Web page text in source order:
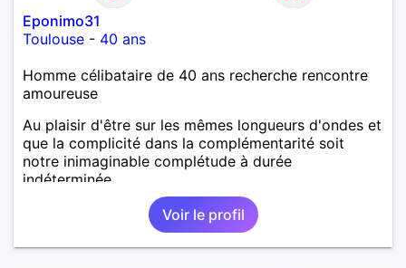
Eponimo31
Toulouse - 40 ans
Homme célibataire de 40 ans recherche rencontre
amoureuse
Au plaisir d'être sur les mêmes longueurs d'ondes et
que la complicité dans la complémentarité soit
notre inimaginable complétude à durée
indéterminée....
Voir le profil